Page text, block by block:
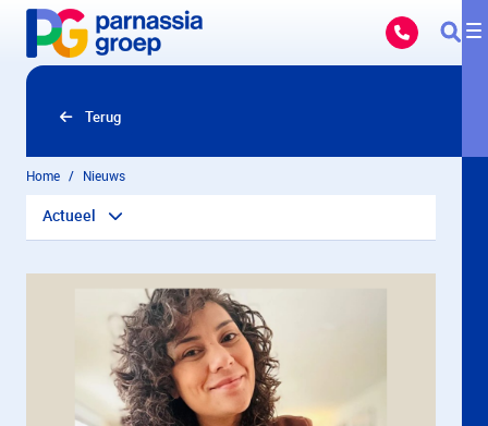
Overslaan en naar hoofdinhoud gaan
Terug
Home Nieuws
Actueel